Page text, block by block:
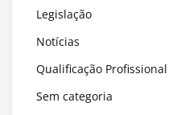
Legislação
Notícias
Qualificação Profissional
Sem categoria